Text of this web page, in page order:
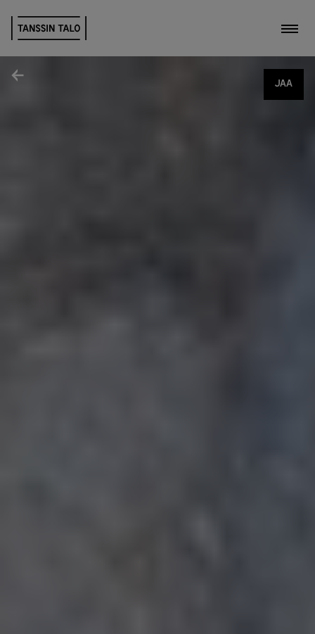
Jaa
JAA